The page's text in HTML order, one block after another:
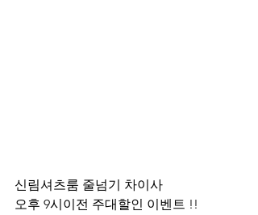
신림셔츠룸 줄넘기 차이사
오후 9시이전 주대할인 이벤트 !!